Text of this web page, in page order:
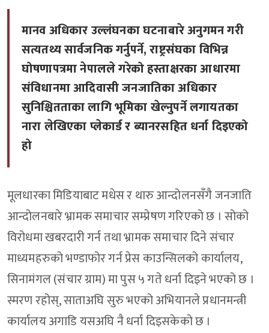
मानव अधिकार उल्लंघनका घटनाबारे अनुगमन गरी
सत्यतथ्य सार्वजनिक गर्नुपर्ने, राष्ट्रसंघका विभिन्न
घोषणापत्रमा नेपालले गरेको हस्ताक्षरका आधारमा
संविधानमा आदिवासी जनजातिका अधिकार
सुनिश्चितताका लागि भूमिका खेल्नुपर्ने लगायतका
नारा लेखिएका प्लेकार्ड र ब्यानरसहित धर्ना दिइएको
हो
मूलधारका मिडियाबाट मधेस र थारु आन्दोलनसँगै जनजाति
आन्दोलनबारे भ्रामक समाचार सम्प्रेषण गरिएको छ । सोको
विरोधमा खबरदारी गर्न तथा भ्रामक समाचार दिने संचार
माध्यमहरुको भण्डाफोर गर्न प्रेस काउन्सिलको कार्यालय,
सिनामंगल (संचार ग्राम) मा पुस ५ गते धर्ना दिइने भएको छ ।
स्मरण रहोस्, साताअघि सुरु भएको अभियानले प्रधानमन्त्री
कार्यालय अगाडि यसअघि नै धर्ना दिइसकेको छ ।